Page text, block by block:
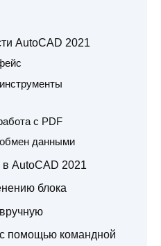
AutoCAD 2021
с PDF
данными
в AutoCAD 2021
блока
помощью командной